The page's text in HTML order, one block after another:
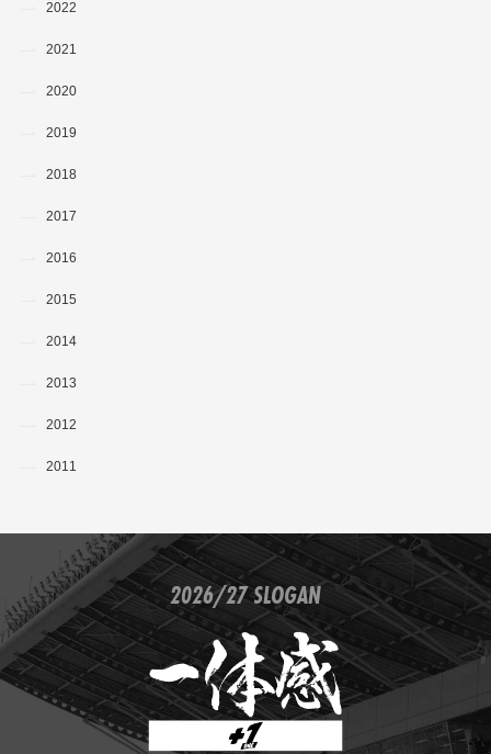
2022
2021
2020
2019
2018
2017
2016
2015
2014
2013
2012
2011
2026/27 SLOGAN